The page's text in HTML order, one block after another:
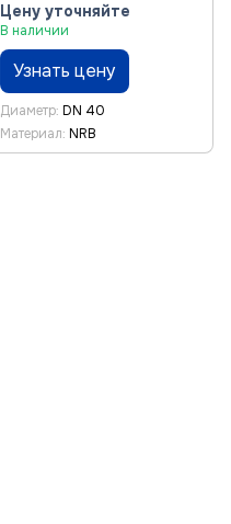
Цену уточняйте
В наличии
Узнать цену
Диаметр DN 40
Материал NRB